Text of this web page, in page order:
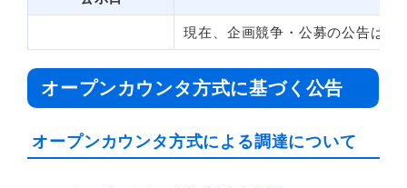
現在、企画競争・公募の公告はあ
オープンカウンタ方式に基づく公告
オープンカウンタ方式による調達について